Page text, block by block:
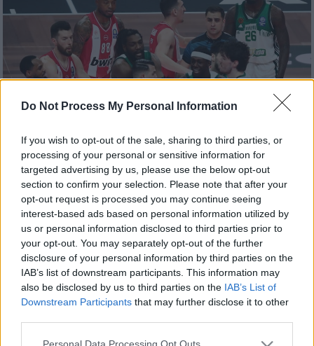
Do Not Process My Personal Information
If you wish to opt-out of the sale, sharing to third parties, or
processing of your personal or sensitive information for
targeted advertising by us, please use the below opt-out
section to confirm your selection. Please note that after your
opt-out request is processed you may continue seeing
interest-based ads based on personal information utilized by
us or personal information disclosed to third parties prior to
your opt-out. You may separately opt-out of the further
disclosure of your personal information by third parties on the
IAB’s list of downstream participants. This information may
also be disclosed by us to third parties on the IAB’s List of
Downstream Participants that may further disclose it to other
Please note that this website/app uses one or more Google
Eurokinissi
Προσθέστε το ΕΘΝΟΣ στη Google
Ένταση και εικόνες χάους σημάδεψαν το
μπασκετικό ντέρμπι ανάμεσα σε
ΠαναθηναϊκόκαιΟλυμπιακό λίγο πριν από τη
λήξη του πρώτου ημιχρόνου στο ΟΑΚΑ, όπου